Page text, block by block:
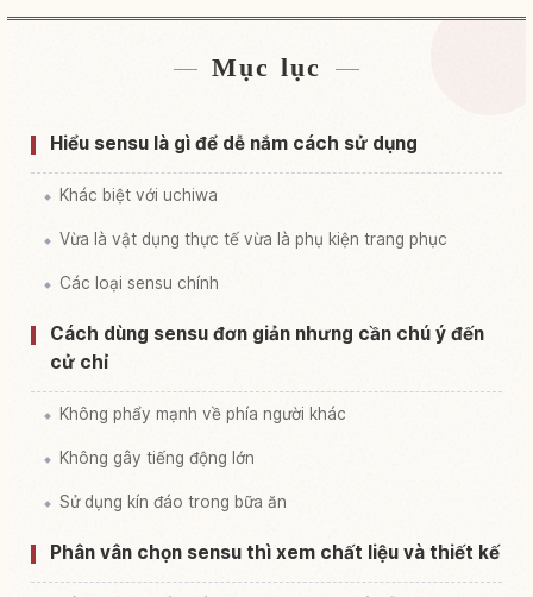
Tìm chỗ ở gần Nhật Bản
Tìm trải nghiệm tại Nhật Bản↗
Mục lục
Hiểu sensu là gì để dễ nắm cách sử dụng
Khác biệt với uchiwa
Vừa là vật dụng thực tế vừa là phụ kiện trang phục
Các loại sensu chính
Cách dùng sensu đơn giản nhưng cần chú ý đến
cử chỉ
Không phẩy mạnh về phía người khác
Không gây tiếng động lớn
Sử dụng kín đáo trong bữa ăn
Phân vân chọn sensu thì xem chất liệu và thiết kế